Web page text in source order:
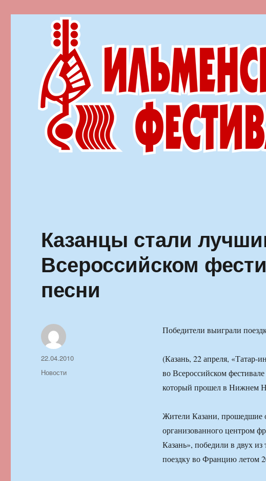
Казанцы стали
Всероссийском
песни
Победители выиграли
(Казань, 22 апреля, «Татар-
во Всероссийском
который прошел в Нижнем
Жители Казани, прошедшие
организованного центром
Казань», победили в двух
поездку во Францию летом
Автор
Опубликовано
22.04.2010
Рубрики
Новости